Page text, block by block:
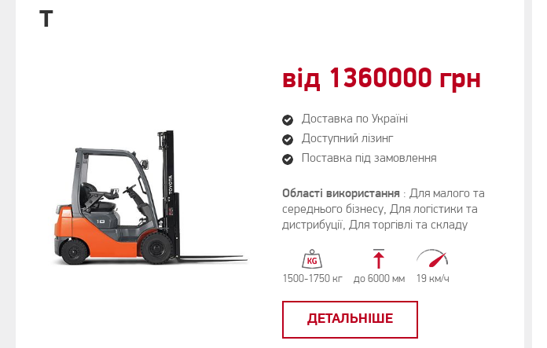
т
від 1360000 грн
Доставка по Україні
Доступний лізинг
Поставка під замовлення
Області використання : Для малого та
середнього бізнесу, Для логістики та
дистрибуції, Для торгівлі та складу
1500-1750 кг до 6000 мм 19 км/ч
ДЕТАЛЬНІШЕ